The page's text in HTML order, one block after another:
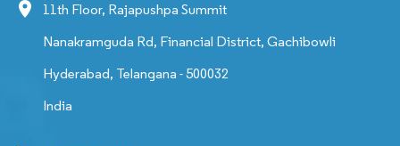
11th Floor, Rajapushpa Summit
Nanakramguda Rd, Financial District, Gachibowli
Hyderabad, Telangana - 500032
India